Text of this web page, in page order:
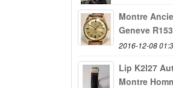
Montre
Geneve
2016-12-08
Lip K2l27
Montre